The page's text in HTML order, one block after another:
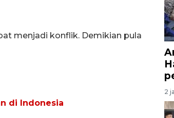
menjadi konflik. Demikian pula
di Indonesia
2